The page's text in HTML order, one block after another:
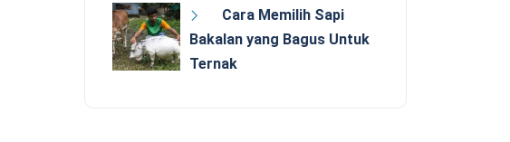
Cara Memilih Sapi
Bakalan yang Bagus Untuk
Ternak